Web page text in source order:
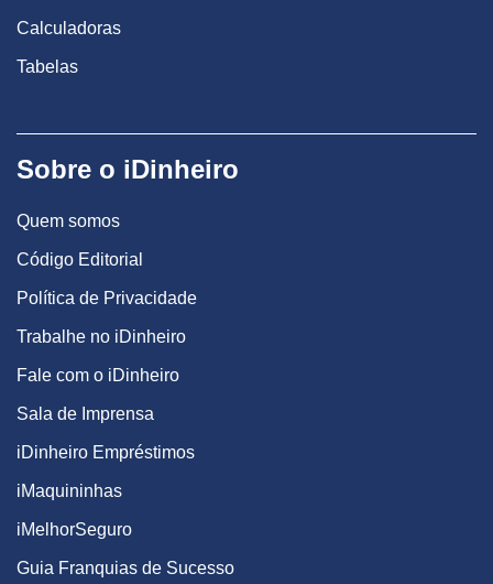
Calculadoras
Tabelas
Sobre o iDinheiro
Quem somos
Código Editorial
Política de Privacidade
Trabalhe no iDinheiro
Fale com o iDinheiro
Sala de Imprensa
iDinheiro Empréstimos
iMaquininhas
iMelhorSeguro
Guia Franquias de Sucesso